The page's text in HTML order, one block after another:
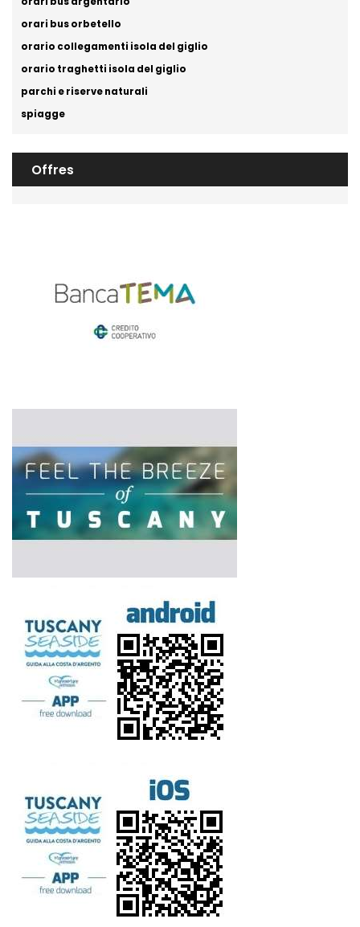
orari bus orbetello
orario collegamenti isola del giglio
orario traghetti isola del giglio
parchi e riserve naturali
spiagge
Offres